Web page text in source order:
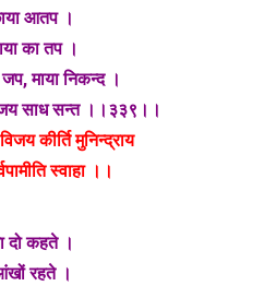
आतप ।
का तप ।
जप, माया निकन्द ।
साध सन्त ।।३३९।।
कीर्ति मुनिन्द्राय
स्वाहा ।।
दो कहते ।
रहते ।